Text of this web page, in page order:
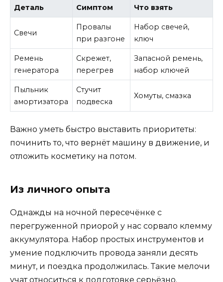
Деталь Симптом Что взять
Свечи
Провалы
при разгоне
Набор свечей,
ключ
Ремень
генератора
Скрежет,
перегрев
Запасной ремень,
набор ключей
Пыльник
амортизатора
Стучит
подвеска
Хомуты, смазка
Важно уметь быстро выставить приоритеты:
починить то, что вернёт машину в движение, и
отложить косметику на потом.
Из личного опыта
Однажды на ночной пересечёнке с
перегруженной приорой у нас сорвало клемму
аккумулятора. Набор простых инструментов и
умение подключить провода заняли десять
минут, и поездка продолжилась. Такие мелочи
учат относиться к подготовке серьёзно.